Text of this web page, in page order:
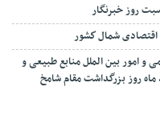
روز خبرنگار
شمال كشور
و امور بین الملل منابع طبیعی و
گیلان به مناسبت ۱۷ مرداد ماه روز بزرگداشت مقام شامخ